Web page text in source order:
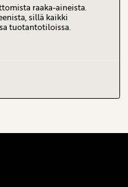
raaka-aineista.
sillä kaikki
tuotantotiloissa.